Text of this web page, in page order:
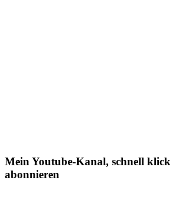
Mein Youtube-Kanal, schnell
abonnieren